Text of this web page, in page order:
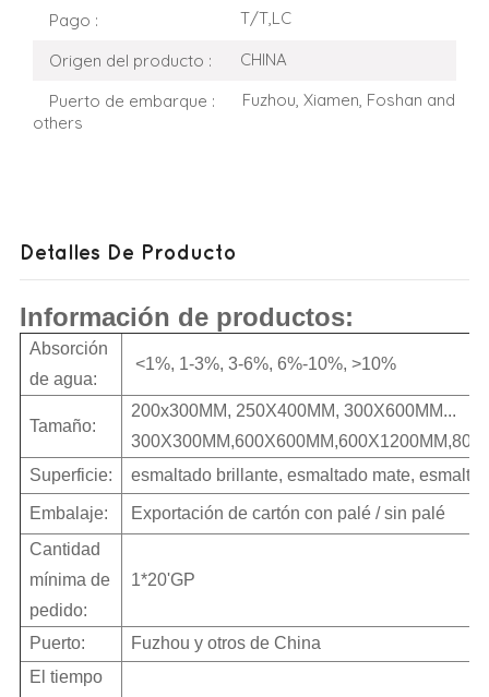
Pago : T/T,LC
Origen del producto : CHINA
Puerto de embarque :
Fuzhou, Xiamen, Foshan and
others
Detalles De Producto
Información de productos:
Absorción
de agua:
<1%, 1-3%, 3-6%, 6%-10%, >10%
Tamaño:
200x300MM, 250X400MM, 300X600MM...
Superficie:
esmaltado brillante, esmaltado mate,
Embalaje:
Exportación de cartón con palé / sin palé
Cantidad
mínima de
pedido:
1*20'GP
Puerto:
Fuzhou y otros de China
El tiempo